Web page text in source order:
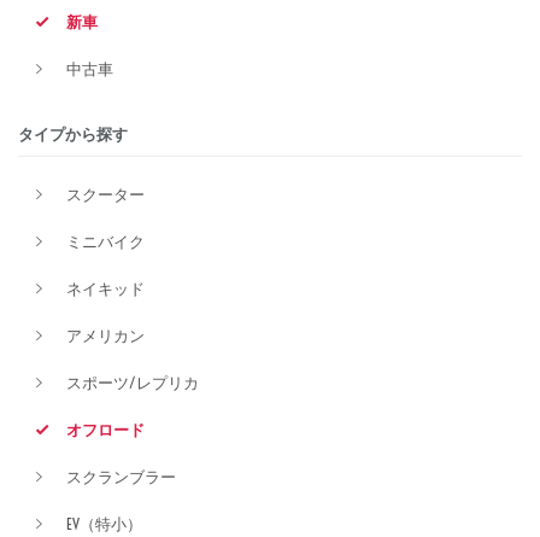
新車
中古車
タイプから探す
スクーター
ミニバイク
ネイキッド
アメリカン
スポーツ/レプリカ
オフロード
スクランブラー
EV（特小）
価格